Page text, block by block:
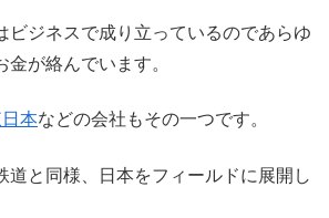
ビジネスで成り立っているのであらゆ
が絡んでいます。
本などの会社もその一つです。
道と同様、日本をフィールドに展開し